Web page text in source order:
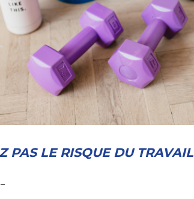
PAS LE RISQUE DU